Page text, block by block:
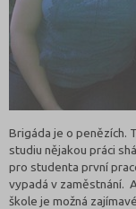
Brigáda je o penězích.
studiu nějakou práci
pro studenta první
vypadá v zaměstnání.
škole je možná